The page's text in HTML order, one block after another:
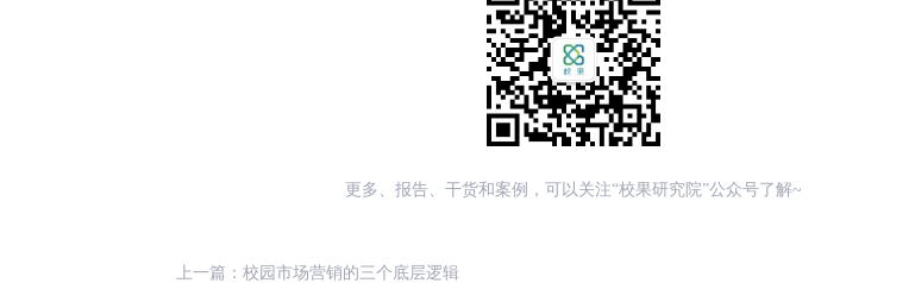
更多、报告、干货和案例，可以关注“校果研究院”公众号了解~
上一篇： 校园市场营销的三个底层逻辑